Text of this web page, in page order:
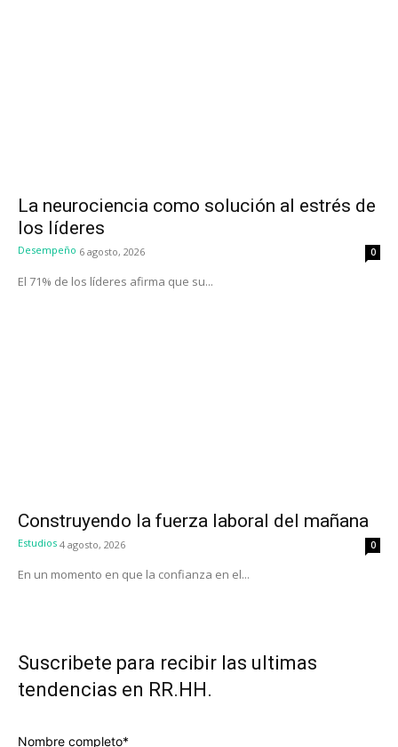
La neurociencia como solución al estrés de
los líderes
Desempeño 6 agosto, 2026 0
El 71% de los líderes afirma que su...
Construyendo la fuerza laboral del mañana
Estudios 4 agosto, 2026 0
En un momento en que la confianza en el...
Suscribete para recibir las ultimas
tendencias en RR.HH.
Nombre completo*